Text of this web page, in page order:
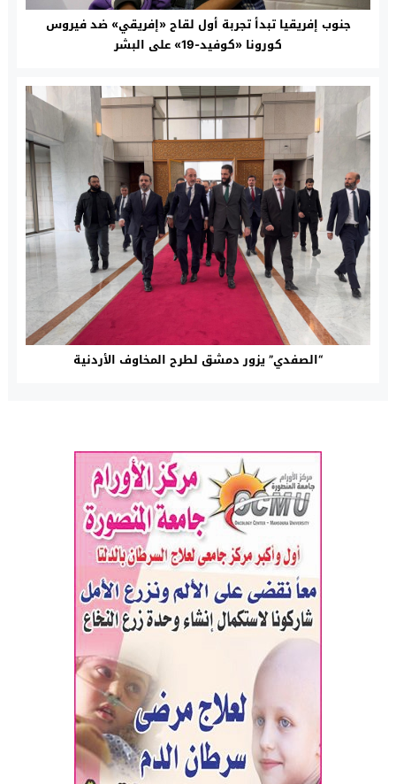
جنوب إفريقيا تبدأ تجربة أول لقاح «إفريقي» ضد فيروس
كورونا «كوفيد-19» على البشر
“الصفدي” يزور دمشق لطرح المخاوف الأردنية